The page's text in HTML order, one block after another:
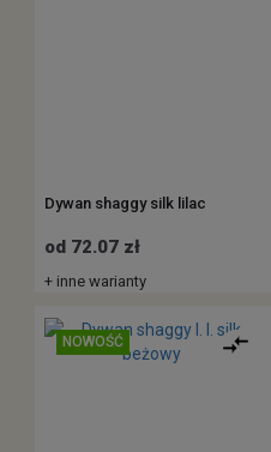
Dywan shaggy silk lilac
od 72.07 zł
+ inne warianty
NOWOŚĆ